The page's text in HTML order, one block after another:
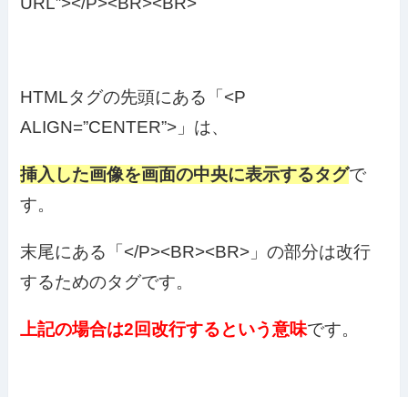
HTMLタグの先頭にある「<P
ALIGN=”CENTER”>」は、
挿入した画像を画面の中央に表示するタグで
す。
末尾にある「</P><BR><BR>」の部分は改行
するためのタグです。
上記の場合は2回改行するという意味です。